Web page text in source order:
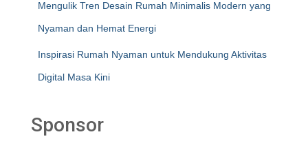
Mengulik Tren Desain Rumah Minimalis Modern yang
Nyaman dan Hemat Energi
Inspirasi Rumah Nyaman untuk Mendukung Aktivitas
Digital Masa Kini
Sponsor